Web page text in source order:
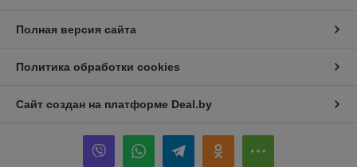
Полная версия сайта
Политика обработки cookies
Сайт создан на платформе Deal.by